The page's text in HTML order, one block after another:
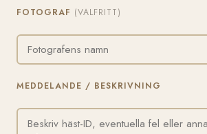
FOTOGRAF (VALFRITT)
MEDDELANDE / BESKRIVNING